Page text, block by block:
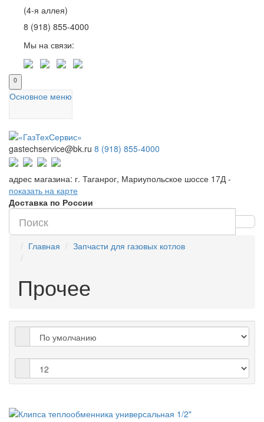
(4-я аллея)
8 (918) 855-4000
Мы на связи:
0
Основное меню
gastechservice@bk.ru 8 (918) 855-4000
адрес магазина: г. Таганрог, Мариупольское шоссе 17Д -
показать на карте
Доставка по России
Главная Запчасти для газовых котлов
Прочее